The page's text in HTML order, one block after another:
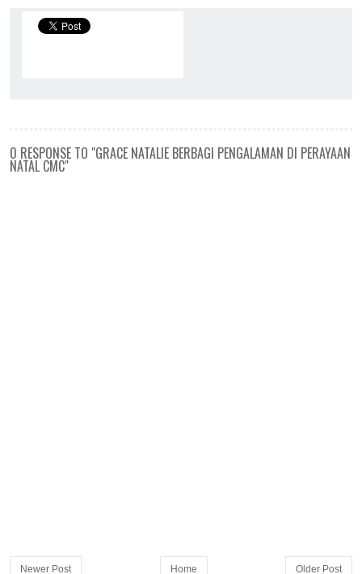
0 RESPONSE TO "GRACE NATALIE BERBAGI PENGALAMAN DI PERAYAAN
NATAL CMC"
Newer Post Older Post
Home